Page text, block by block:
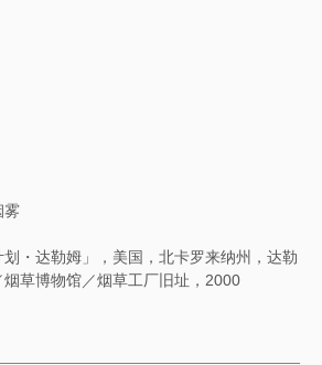
雾
・达勒姆」，美国，北卡罗来纳州，达勒
草博物馆／烟草工厂旧址，2000